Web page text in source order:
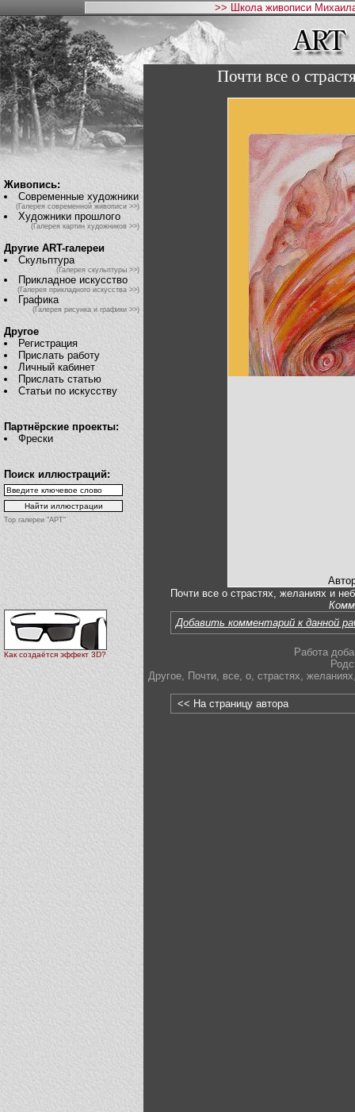
>> Школа живописи
Живопись:
Современные художники
(Галерея современной живописи >>)
Художники прошлого
(Галерея картин художников >>)
Другие ART-галереи
Скульптура
(Галерея скульптуры >>)
Прикладное искусство
(Галерея прикладного искусства >>)
Графика
(Галерея рисунка и графики >>)
Другое
Регистрация
Прислать работу
Личный кабинет
Прислать статью
Статьи по искусству
Партнёрские проекты:
Фрески
Поиск иллюстраций:
Top галереи "АРТ"
Как создаётся эффект 3D?
Почти все о
Почти все о страстях, желаниях и
Добавить комментарий к данной
Работа
Другое, Почти, все, о, страстях, желаниях
<< На страницу автора